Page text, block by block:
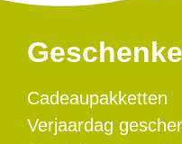
Cadeaupakketten
Verjaardag